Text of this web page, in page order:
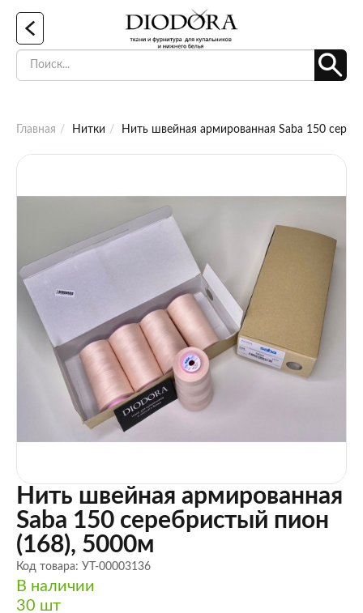
Главная Нитки Нить швейная армированная Saba 150
Нить швейная армированная
Saba 150 серебристый пион
(168), 5000м
Код товара: УТ-00003136
В наличии
30 шт